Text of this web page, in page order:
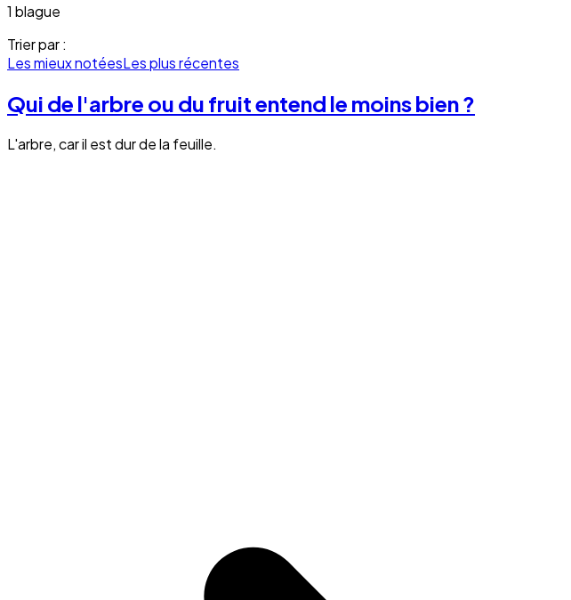
1 blague
Trier par :
Les mieux notéesLes plus récentes
Qui de l'arbre ou du fruit entend le moins bien ?
L'arbre, car il est dur de la feuille.